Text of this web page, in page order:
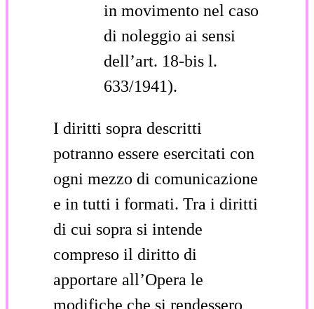
in movimento nel caso
di noleggio ai sensi
dell’art. 18-bis l.
633/1941).
I diritti sopra descritti
potranno essere esercitati con
ogni mezzo di comunicazione
e in tutti i formati. Tra i diritti
di cui sopra si intende
compreso il diritto di
apportare all’Opera le
modifiche che si rendessero